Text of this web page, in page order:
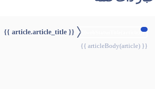
{{webStatusTitle(article)}}
{{ article.article_title }}
{{ articleBody(article) }}